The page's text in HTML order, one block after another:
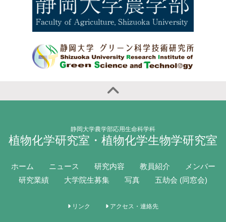
静岡大学農学部応用生命科学科
植物化学研究室・植物化学生物学研究室
ホーム ニュース 研究内容 教員紹介
メンバー
研究業績
大学院生募集 写真 五劫会 (同窓会)
リンク アクセス・連絡先